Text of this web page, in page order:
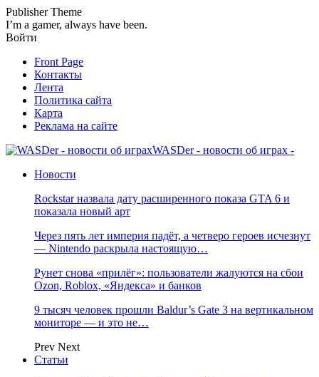
Publisher Theme
I’m a gamer, always have been.
Войти
Front Page
Контакты
Лента
Политика сайта
Карта
Реклама на сайте
WASDer - новости об играх -
Новости
Rockstar назвала дату расширенного показа GTA 6 и
показала новый арт
Через пять лет империя падёт, а четверо героев исчезнут
— Nintendo раскрыла настоящую…
Рунет снова «прилёг»: пользователи жалуются на сбои
Ozon, Roblox, «Яндекса» и банков
9 тысяч человек прошли Baldur’s Gate 3 на вертикальном
мониторе — и это не…
Prev Next
Статьи